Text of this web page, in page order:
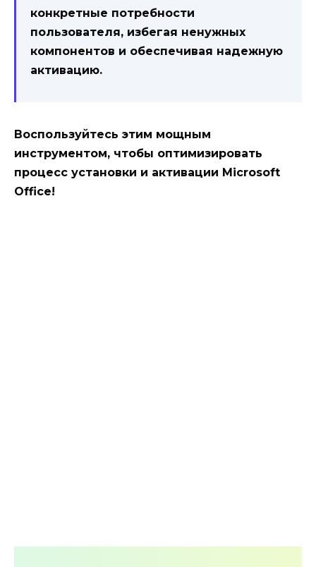
конкретные потребности
пользователя, избегая ненужных
компонентов и обеспечивая надежную
активацию.
Воспользуйтесь этим мощным
инструментом, чтобы оптимизировать
процесс установки и активации Microsoft
Office!